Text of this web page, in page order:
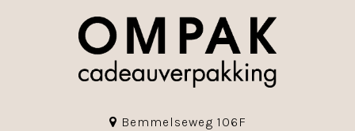
Bemmelseweg 106F